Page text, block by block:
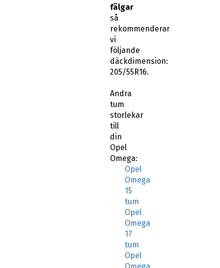
fälgar
så
rekommenderar
vi
följande
däckdimension:
205/55R16.
Andra
tum
storlekar
till
din
Opel
Omega:
Opel
Omega
15
tum
Opel
Omega
17
tum
Opel